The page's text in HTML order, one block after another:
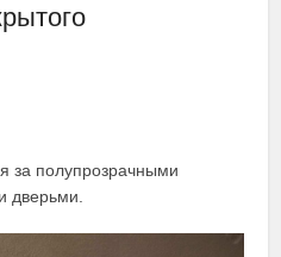
за полупрозрачными
дверьми.